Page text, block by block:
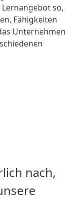
so,
Fähigkeiten
Unternehmen
nach,